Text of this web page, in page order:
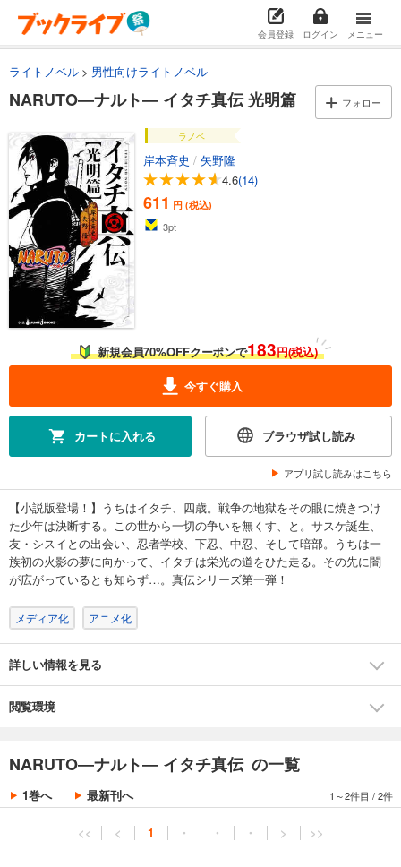
会員登録 ログイン メニュー
ライトノベル 男性向けライトノベル
NARUTO―ナルト― イタチ真伝 光明篇 フォロー
ラノベ
岸本斉史 / 矢野隆
4.6(14)
611 円 (税込)
3pt
新規会員70%OFFクーポンで183円(税込)
今すぐ購入
カートに入れる ブラウザ試し読み
アプリ試し読みはこちら
【小説版登場！】うちはイタチ、四歳。戦争の地獄をその眼に焼きつけ
た少年は決断する。この世から一切の争いを無くす、と。サスケ誕生、
友・シスイとの出会い、忍者学校、下忍、中忍、そして暗部。うちは一
族初の火影の夢に向かって、イタチは栄光の道をひた走る。その先に闇
が広がっているとも知らず…。真伝シリーズ第一弾！
メディア化 アニメ化
詳しい情報を見る
閲覧環境
NARUTO―ナルト― イタチ真伝 の一覧
1巻へ 最新刊へ 1～2件目 /2件
<< < 1 ・ ・ ・ > >>